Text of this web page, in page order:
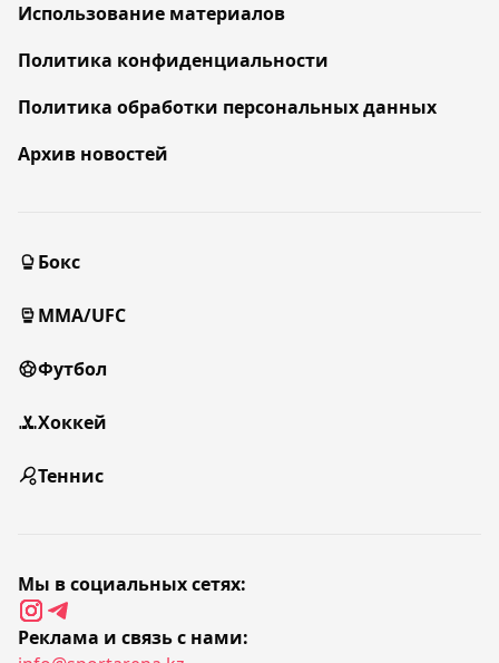
Использование материалов
Политика конфиденциальности
Политика обработки персональных данных
Архив новостей
Бокс
MMA/UFC
Футбол
Хоккей
Теннис
Мы в социальных сетях:
Реклама и связь с нами: